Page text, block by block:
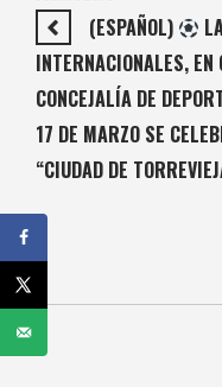
(ESPAÑOL)
INTERNACIONALES, EN
CONCEJALÍA DE
17 DE MARZO SE
“CIUDAD DE